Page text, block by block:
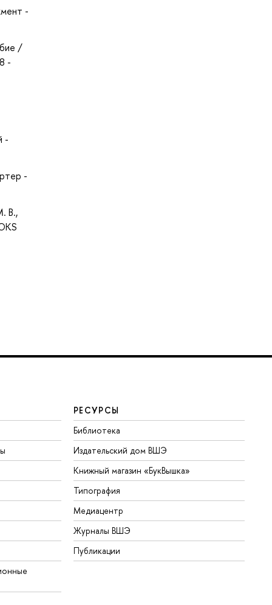
-
/
-
-
-
В.,
РЕСУРСЫ
Библиотека
Издательский дом ВШЭ
Книжный магазин «БукВышка»
Типография
Медиацентр
Журналы ВШЭ
Публикации